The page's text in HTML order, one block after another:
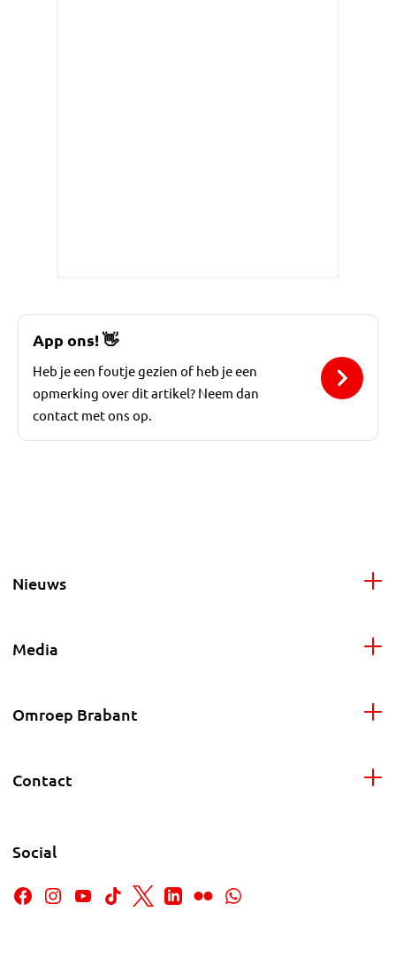
App ons!👋
Heb je een foutje gezien of heb je een
opmerking over dit artikel? Neem dan
contact met ons op.
Nieuws
Media
Omroep Brabant
Contact
Social